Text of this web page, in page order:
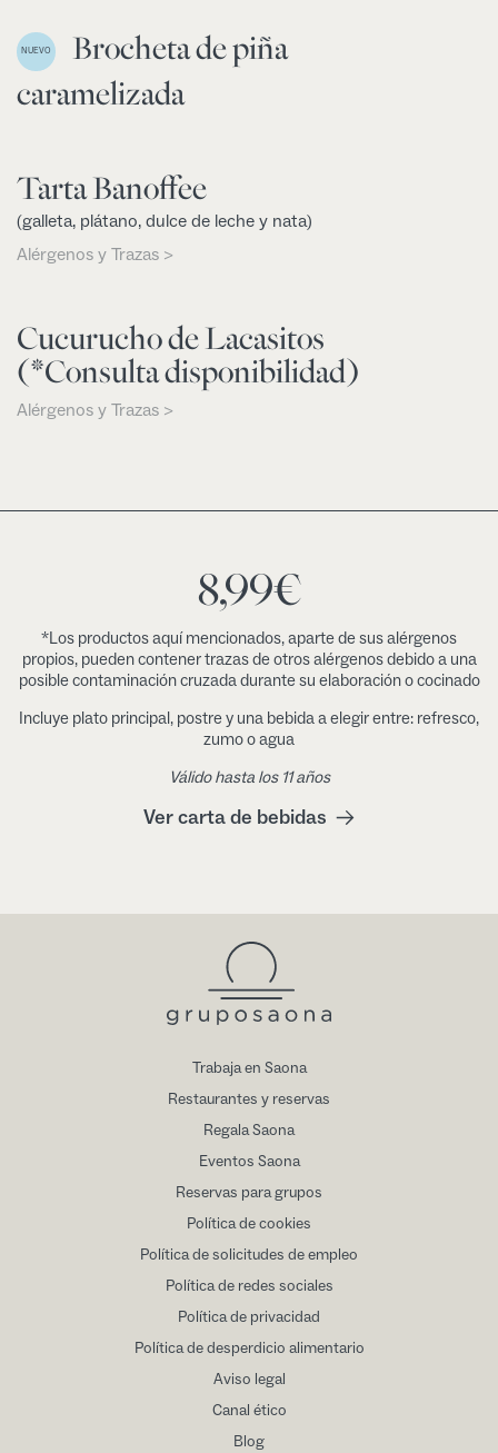
NUEVO
Brocheta de piña
caramelizada
Tarta Banoffee
(galleta, plátano, dulce de leche y nata)
Alérgenos y Trazas >
Cucurucho de Lacasitos
(*Consulta disponibilidad)
Alérgenos y Trazas >
8,99€
*Los productos aquí mencionados, aparte de sus alérgenos
propios, pueden contener trazas de otros alérgenos debido a una
posible contaminación cruzada durante su elaboración o cocinado
Incluye plato principal, postre y una bebida a elegir entre: refresco,
zumo o agua
Válido hasta los 11 años
Ver carta de bebidas
Trabaja en Saona
Restaurantes y reservas
Regala Saona
Eventos Saona
Reservas para grupos
Política de cookies
Política de solicitudes de empleo
Política de redes sociales
Política de privacidad
Política de desperdicio alimentario
Aviso legal
Canal ético
Blog